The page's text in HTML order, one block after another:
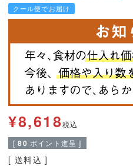
クール便でお届け
¥8,618税込
[ 80 ポイント進呈 ]
送料込